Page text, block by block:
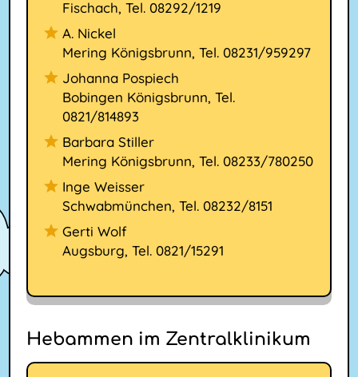
Fischach, Tel. 08292/1219
A. Nickel
Mering Königsbrunn, Tel. 08231/959297
Johanna Pospiech
Bobingen Königsbrunn, Tel.
0821/814893
Barbara Stiller
Mering Königsbrunn, Tel. 08233/780250
Inge Weisser
Schwabmünchen, Tel. 08232/8151
Gerti Wolf
Augsburg, Tel. 0821/15291
Hebammen im Zentralklinikum